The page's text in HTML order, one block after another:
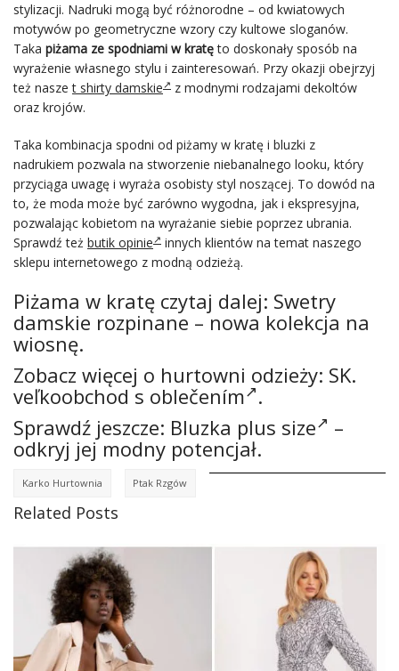
stylizacji. Nadruki mogą być różnorodne – od kwiatowych
motywów po geometryczne wzory czy kultowe sloganów.
Taka piżama ze spodniami w kratęto doskonały sposób na
wyrażenie własnego stylu i zainteresowań. Przy okazji obejrzyj
też naszet shirty damskie
z modnymi rodzajami dekoltów
oraz krojów.
Taka kombinacja spodni od piżamy w kratę i bluzki z
nadrukiem pozwala na stworzenie niebanalnego looku, który
przyciąga uwagę i wyraża osobisty styl noszącej. To dowód na
to, że moda może być zarówno wygodna, jak i ekspresyjna,
pozwalając kobietom na wyrażanie siebie poprzez ubrania.
Sprawdź też butik opinie
innych klientów na temat naszego
sklepu internetowego z modną odzieżą.
Piżama w kratę czytaj dalej: Swetry
damskie rozpinane – nowa kolekcja na
wiosnę.
Zobacz więcej o hurtowni odzieży: SK.
veľkoobchod s oblečením .
Sprawdź jeszcze: Bluzka plus size
–
odkryj jej modny potencjał.
Karko Hurtownia Ptak Rzgów
Related Posts